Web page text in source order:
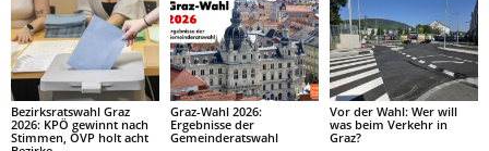
Bezirksratswahl Graz
2026: KPÖ gewinnt nach
Stimmen, ÖVP holt acht
Graz-Wahl 2026:
Ergebnisse der
Gemeinderatswahl
Vor der Wahl: Wer will
was beim Verkehr in
Graz?